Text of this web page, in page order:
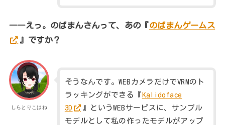
――えっ。のばまんさんって、あの『のばまんゲームス
』ですか？
しらとりこはね
そうなんです。WEBカメラだけでVRMのト
ラッキングができる『Kalidoface
3D
』というWEBサービスに、サンプル
モデルとして私の作ったモデルがアップ